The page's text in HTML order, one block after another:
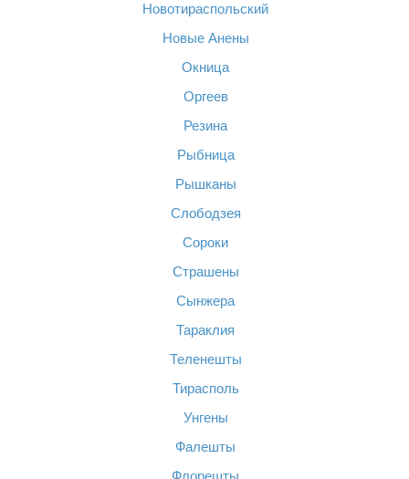
Новотираспольский
Новые Анены
Окница
Оргеев
Резина
Рыбница
Рышканы
Слободзея
Сороки
Страшены
Сынжера
Тараклия
Теленешты
Тирасполь
Унгены
Фалешты
Флорешты